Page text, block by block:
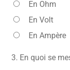
En Ohm
En Volt
En Ampère
3. En quoi se